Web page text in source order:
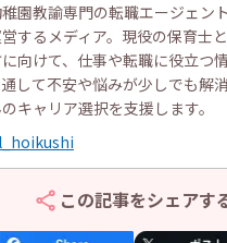
園教諭専門の転職エージェン
するメディア。現役の保育士と
向けて、仕事や転職に役立つ
して不安や悩みが少しでも解
キャリア選択を支援します。
この記事をシェアす